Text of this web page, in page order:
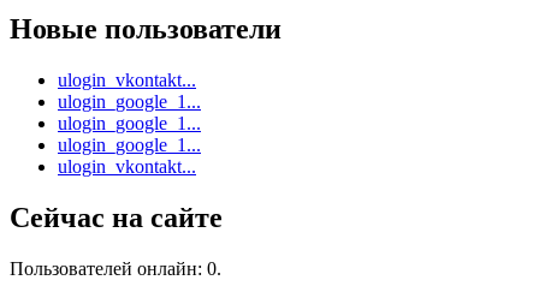
Новые пользователи
ulogin_vkontakt...
ulogin_google_1...
ulogin_google_1...
ulogin_google_1...
ulogin_vkontakt...
Сейчас на сайте
Пользователей онлайн: 0.